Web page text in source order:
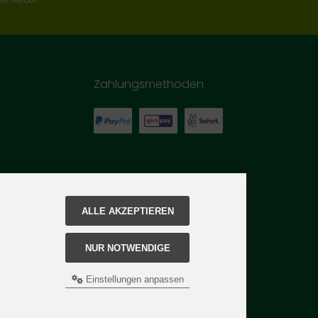
Zahlungsmethoden
ALLE AKZEPTIEREN
NUR NOTWENDIGE
Einstellungen anpassen